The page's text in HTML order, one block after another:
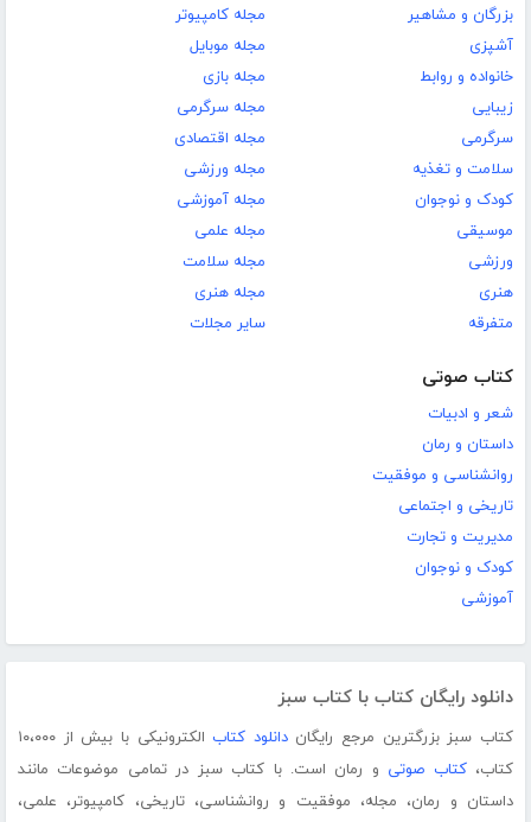
بزرگان و مشاهیر
آشپزی
خانواده و روابط
زیبایی
سرگرمی
سلامت و تغذیه
کودک و نوجوان
موسیقی
ورزشی
هنری
متفرقه
مجله کامپیوتر
مجله موبایل
مجله بازی
مجله سرگرمی
مجله اقتصادی
مجله ورزشی
مجله آموزشی
مجله علمی
مجله سلامت
مجله هنری
سایر مجلات
کتاب صوتی
شعر و ادبیات
داستان و رمان
روانشناسی و موفقیت
تاریخی و اجتماعی
مدیریت و تجارت
کودک و نوجوان
آموزشی
دانلود رایگان کتاب با کتاب سبز
کتاب سبز بزرگترین مرجع رایگاندانلود کتاب
الکترونیکی با بیش از ۱۰،۰۰۰
کتاب،کتاب صوتی و رمان است. با کتاب سبز در تمامی موضوعات مانند
داستان و رمان، مجله، موفقیت و روانشناسی، تاریخی، کامپیوتر، علمی،